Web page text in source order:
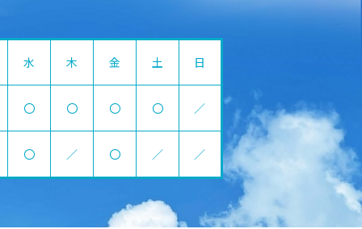
水 木 金 土 日
〇 〇 〇 〇 ／
〇 ／ 〇 ／ ／